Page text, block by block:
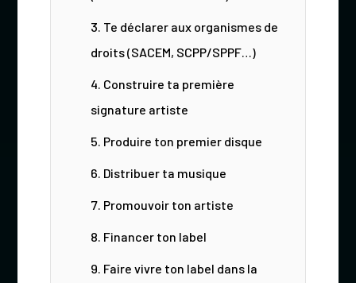
Te déclarer aux organismes de
droits (SACEM, SCPP/SPPF…)
Construire ta première
signature artiste
Produire ton premier disque
Distribuer ta musique
Promouvoir ton artiste
Financer ton label
Faire vivre ton label dans la